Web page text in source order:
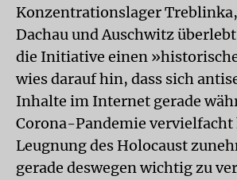
Konzentrationslager
Dachau und Auschwitz
die Initiative einen
wies darauf hin, dass sich
Inhalte im Internet gerade
Corona-Pandemie vervielfacht
Leugnung des Holocaust
gerade deswegen wichtig zu